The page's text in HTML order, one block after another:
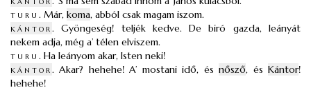
turu . Már, koma, abból csak magam iszom.
kántor.Gyöngeség! teljék kedve. De biró gazda, leányát
nekem adja, még a’ télen elviszem.
turu . Ha leányom akar, Isten neki!
kántor.Akar? hehehe! A’ mostani idő, ésnősző, ésKántor!
hehehe!